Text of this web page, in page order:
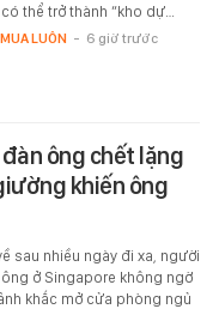
thể trở thành “kho dự…
LUÔN - 6 giờ trước
ông chết lặng
khiến ông
sau nhiều ngày đi xa, người
ở Singapore không ngờ
khắc mở cửa phòng ngủ